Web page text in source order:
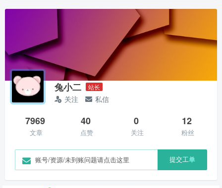
兔小二 站长
关注 私信
7969
文章
40
点赞
0
关注
12
粉丝
账号/资源/未到账问题请点击这里 提交工单